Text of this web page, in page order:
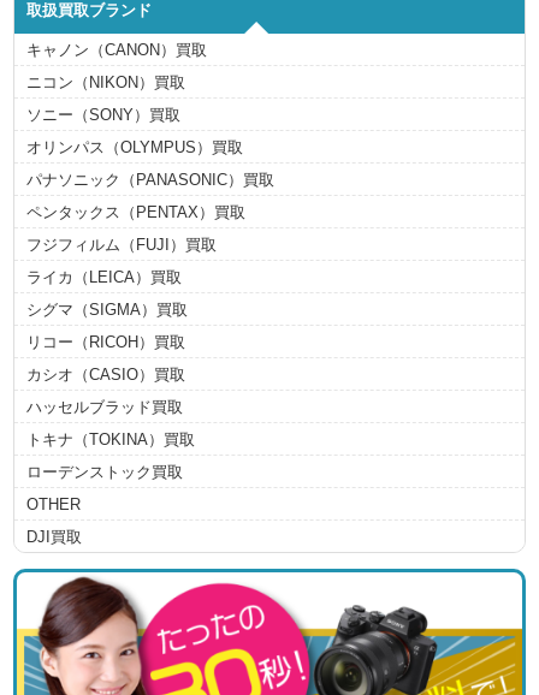
取扱買取ブランド
キャノン（CANON）買取
ニコン（NIKON）買取
ソニー（SONY）買取
オリンパス（OLYMPUS）買取
パナソニック（PANASONIC）買取
ペンタックス（PENTAX）買取
フジフィルム（FUJI）買取
ライカ（LEICA）買取
シグマ（SIGMA）買取
リコー（RICOH）買取
カシオ（CASIO）買取
ハッセルブラッド買取
トキナ（TOKINA）買取
ローデンストック買取
OTHER
DJI買取